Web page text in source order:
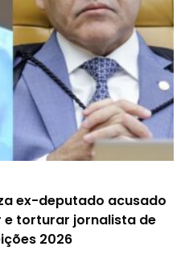
ex-deputado acusado
e torturar jornalista de
2026